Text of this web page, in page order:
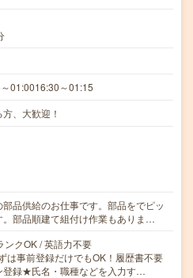
01:0016:30～01:15
、大歓迎！
品供給のお仕事です。部品をでピッ
。部品順建て組付け作業もありま…
ンクOK / 英語力不要
は事前登録だけでもOK！履歴書不要
登録★氏名・職種などを入力す…